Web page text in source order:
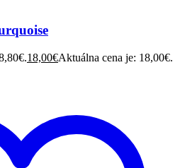
18,00€Aktuálna cena je: 18,00€.